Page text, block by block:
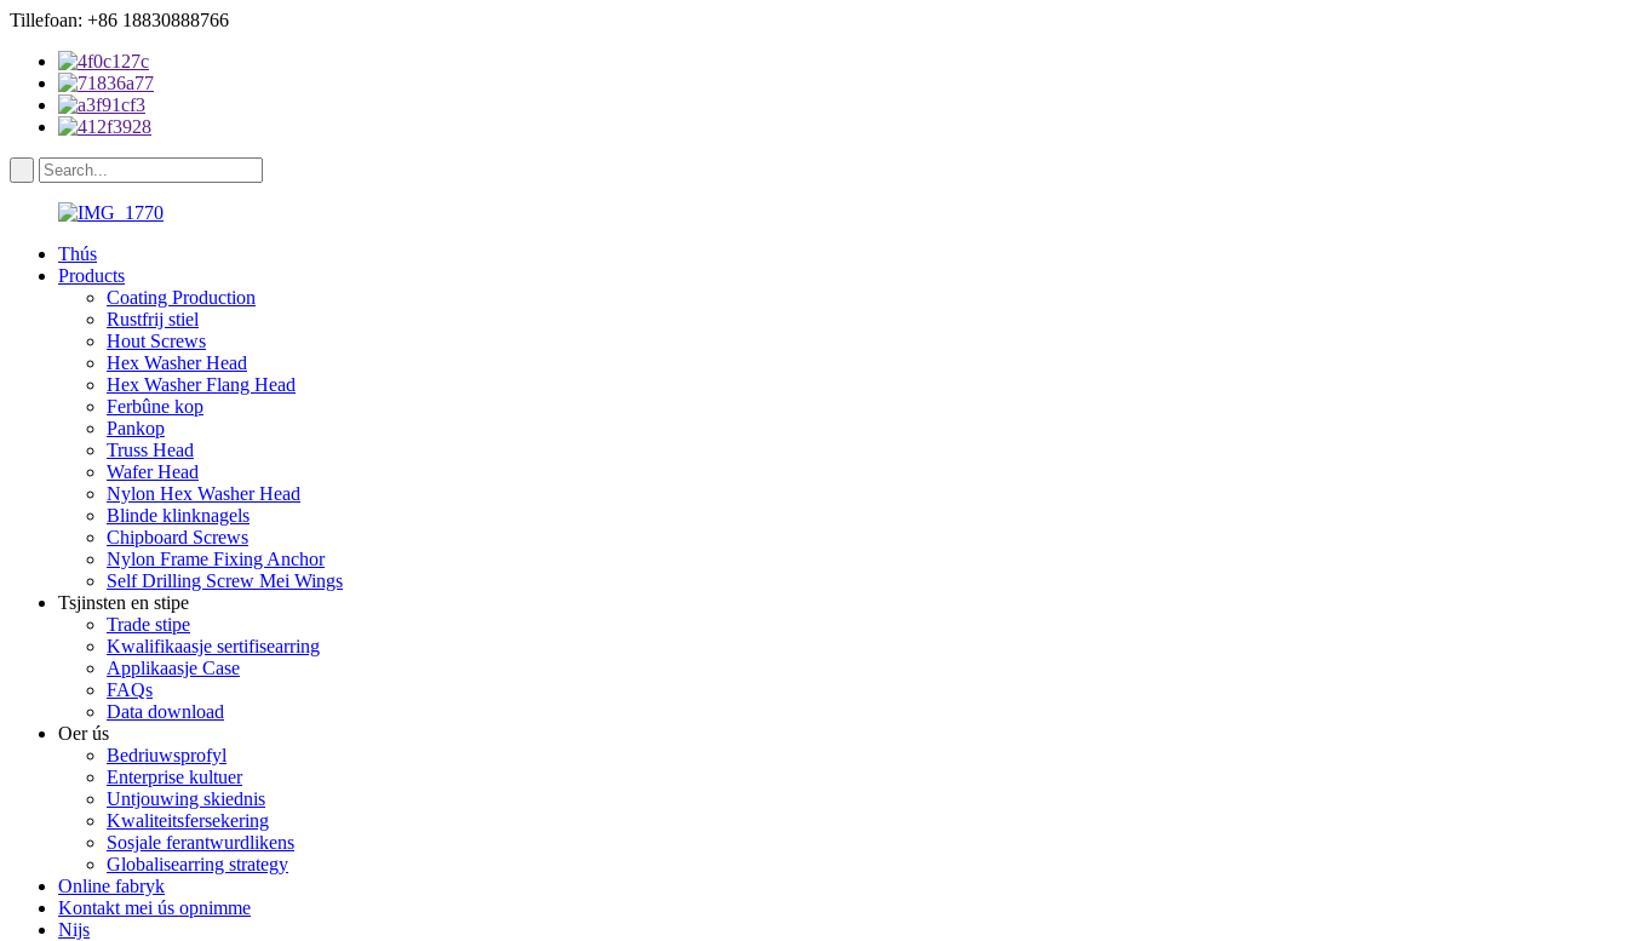
Tillefoan: +86 18830888766
Thús
Products
Coating Production
Rustfrij stiel
Hout Screws
Hex Washer Head
Hex Washer Flang Head
Ferbûne kop
Pankop
Truss Head
Wafer Head
Nylon Hex Washer Head
Blinde klinknagels
Chipboard Screws
Nylon Frame Fixing Anchor
Self Drilling Screw Mei Wings
Tsjinsten en stipe
Trade stipe
Kwalifikaasje sertifisearring
Applikaasje Case
FAQs
Data download
Oer ús
Bedriuwsprofyl
Enterprise kultuer
Untjouwing skiednis
Kwaliteitsfersekering
Sosjale ferantwurdlikens
Globalisearring strategy
Online fabryk
Kontakt mei ús opnimme
Nijs